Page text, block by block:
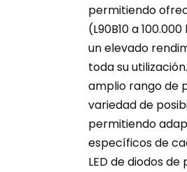
permitiendo
(L90B10 a
un elevado
toda su
amplio rango de
variedad de
permitiendo
específicos de
LED de diodos